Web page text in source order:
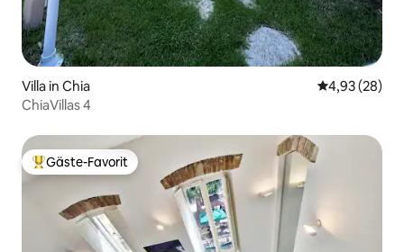
Villa in Chia
4,93 (28)
ChiaVillas 4
Beliebter Gäste-Favorit.
Gäste-Favorit